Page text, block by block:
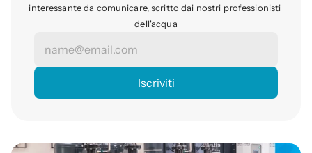
interessante da comunicare, scritto dai nostri professionisti
dell'acqua